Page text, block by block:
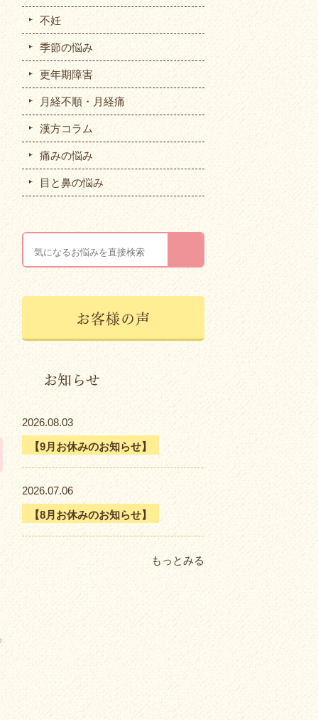
不妊
季節の悩み
更年期障害
月経不順・月経痛
漢方コラム
痛みの悩み
目と鼻の悩み
お客様の声
お知らせ
2026.08.03
【9月お休みのお知らせ】
2026.07.06
【8月お休みのお知らせ】
もっとみる